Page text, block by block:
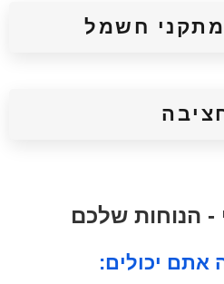
חשמל
הנוחות שלכם
אתם יכולים